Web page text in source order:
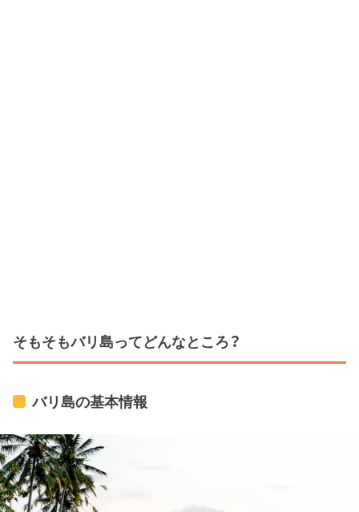
そもそもバリ島ってどんなところ？
バリ島の基本情報